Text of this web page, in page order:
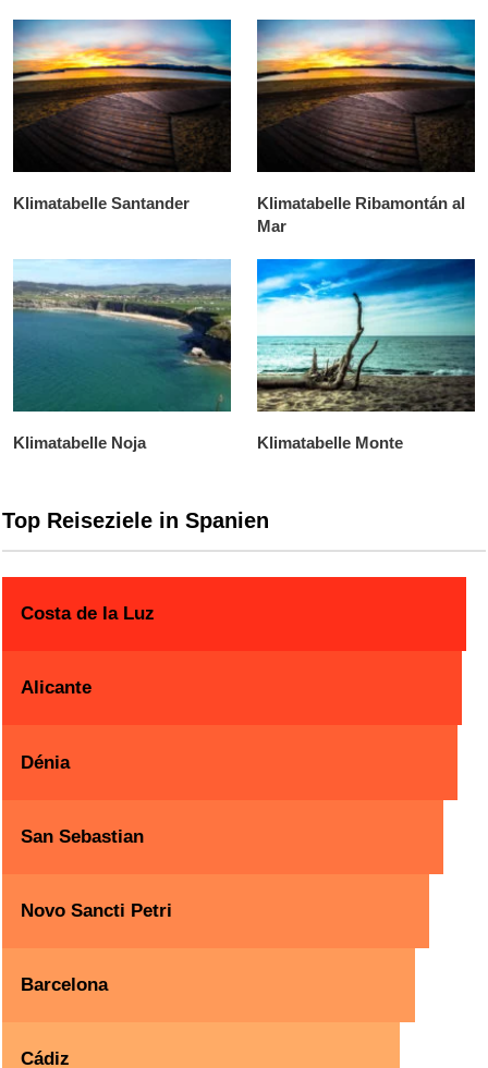
Klimatabelle Santander
Klimatabelle Ribamontán al
Mar
Klimatabelle Noja Klimatabelle Monte
Top Reiseziele in Spanien
Costa de la Luz
Alicante
Dénia
San Sebastian
Novo Sancti Petri
Barcelona
Cádiz